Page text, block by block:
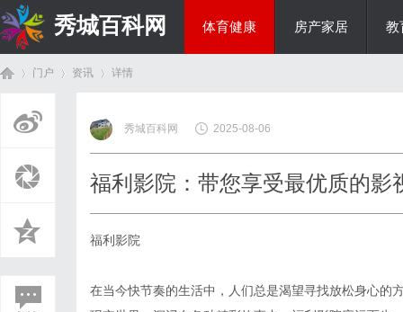
秀城百科网 体育健康 房产家居 教
门户 资讯
›
详情
秀城百科网 2025-08-06
福利影院：带您享受最优质的影
福利影院
在当今快节奏的生活中，人们总是渴望寻找放松身心的